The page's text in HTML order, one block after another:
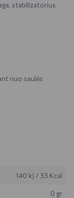
stabilizatorius
nuo saulės
140 kJ / 33 Kcal
0 gr